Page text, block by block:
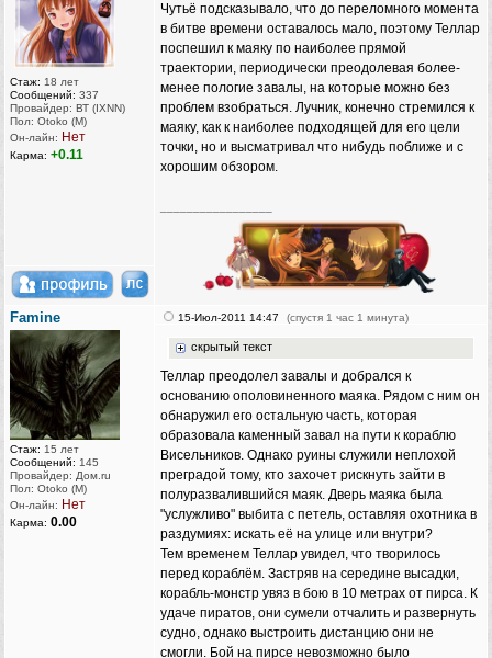
Стаж: 18 лет
Сообщений: 337
Провайдер: ВТ (IXNN)
Пол: Otoko (M)
Он-лайн: Нет
Карма: +0.11
Чутьё подсказывало, что до переломного момента
в битве времени оставалось мало, поэтому Теллар
поспешил к маяку по наиболее прямой
траектории, периодически преодолевая более-
менее пологие завалы, на которые можно без
проблем взобраться. Лучник, конечно стремился к
маяку, как к наиболее подходящей для его цели
точки, но и высматривал что нибудь поближе и с
хорошим обзором.
Famine
Стаж: 15 лет
Сообщений: 145
Провайдер: Дом.ru
Пол: Otoko (M)
Он-лайн: Нет
Карма: 0.00
15-Июл-2011 14:47 (спустя 1 час 1 минута)
скрытый текст
Теллар преодолел завалы и добрался к
основанию ополовиненного маяка. Рядом с ним он
обнаружил его остальную часть, которая
образовала каменный завал на пути к кораблю
Висельников. Однако руины служили неплохой
преградой тому, кто захочет рискнуть зайти в
полуразвалившийся маяк. Дверь маяка была
"услужливо" выбита с петель, оставляя охотника в
раздумиях: искать её на улице или внутри?
Тем временем Теллар увидел, что творилось
перед кораблём. Застряв на середине высадки,
корабль-монстр увяз в бою в 10 метрах от пирса. К
удаче пиратов, они сумели отчалить и развернуть
судно, однако выстроить дистанцию они не
смогли. Бой на пирсе невозможно было